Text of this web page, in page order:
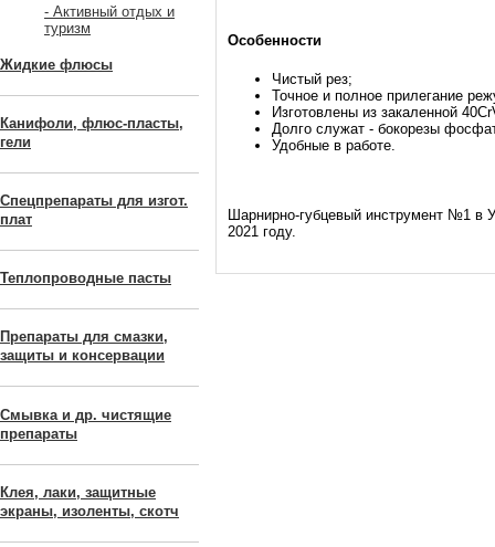
- Активный отдых и
туризм
Жидкие флюсы
Канифоли, флюс-пласты,
гели
Спецпрепараты для изгот.
плат
Теплопроводные пасты
Препараты для смазки,
защиты и консервации
Смывка и др. чистящие
препараты
Клея, лаки, защитные
экраны, изоленты, скотч
Особенности
Чистый рез;
Точное и полное прилегание
Изготовлены из закаленной
Долго служат - бокорезы
Удобные в работе.
Шарнирно-губцевый инструмент №1 в
2021 году.